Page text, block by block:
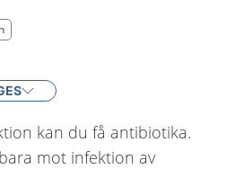
kan du få antibiotika.
mot infektion av